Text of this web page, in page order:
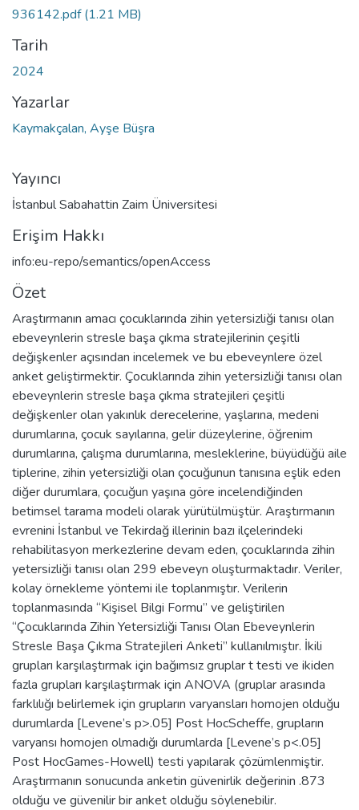
936142.pdf(1.21 MB)
Tarih
2024
Yazarlar
Kaymakçalan, Ayşe Büşra
Yayıncı
İstanbul Sabahattin Zaim Üniversitesi
Erişim Hakkı
info:eu-repo/semantics/openAccess
Özet
Araştırmanın amacı çocuklarında zihin yetersizliği tanısı olan
ebeveynlerin stresle başa çıkma stratejilerinin çeşitli
değişkenler açısından incelemek ve bu ebeveynlere özel
anket geliştirmektir. Çocuklarında zihin yetersizliği tanısı olan
ebeveynlerin stresle başa çıkma stratejileri çeşitli
değişkenler olan yakınlık derecelerine, yaşlarına, medeni
durumlarına, çocuk sayılarına, gelir düzeylerine, öğrenim
durumlarına, çalışma durumlarına, mesleklerine, büyüdüğü aile
tiplerine, zihin yetersizliği olan çocuğunun tanısına eşlik eden
diğer durumlara, çocuğun yaşına göre incelendiğinden
betimsel tarama modeli olarak yürütülmüştür. Araştırmanın
evrenini İstanbul ve Tekirdağ illerinin bazı ilçelerindeki
rehabilitasyon merkezlerine devam eden, çocuklarında zihin
yetersizliği tanısı olan 299 ebeveyn oluşturmaktadır. Veriler,
kolay örnekleme yöntemi ile toplanmıştır. Verilerin
toplanmasında “Kişisel Bilgi Formu” ve geliştirilen
“Çocuklarında Zihin Yetersizliği Tanısı Olan Ebeveynlerin
Stresle Başa Çıkma Stratejileri Anketi” kullanılmıştır. İkili
grupları karşılaştırmak için bağımsız gruplar t testi ve ikiden
fazla grupları karşılaştırmak için ANOVA (gruplar arasında
farklılığı belirlemek için grupların varyansları homojen olduğu
durumlarda [Levene’s p>.05] Post HocScheffe, grupların
varyansı homojen olmadığı durumlarda [Levene’s p<.05]
Post HocGames-Howell) testi yapılarak çözümlenmiştir.
Araştırmanın sonucunda anketin güvenirlik değerinin .873
olduğu ve güvenilir bir anket olduğu söylenebilir.